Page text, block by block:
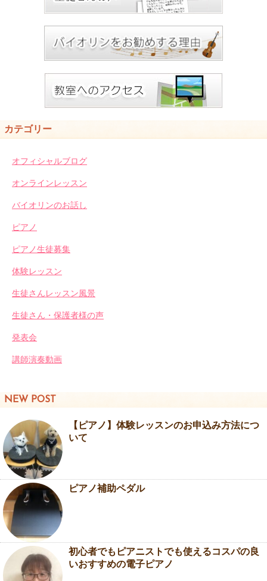
カテゴリー
オフィシャルブログ
オンラインレッスン
バイオリンのお話し
ピアノ
ピアノ生徒募集
体験レッスン
生徒さんレッスン風景
生徒さん・保護者様の声
発表会
講師演奏動画
NEW POST
【ピアノ】体験レッスンのお申込み方法につ
いて
ピアノ補助ペダル
初心者でもピアニストでも使えるコスパの良
いおすすめの電子ピアノ